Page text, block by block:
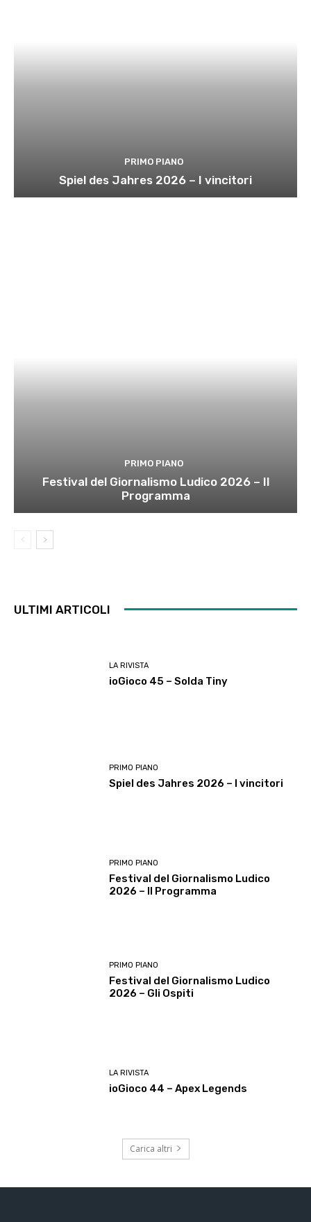
PRIMO PIANO
Spiel des Jahres 2026 – I vincitori
PRIMO PIANO
Festival del Giornalismo Ludico 2026 – Il
Programma
ULTIMI ARTICOLI
LA RIVISTA
ioGioco 45 – Solda Tiny
PRIMO PIANO
Spiel des Jahres 2026 – I vincitori
PRIMO PIANO
Festival del Giornalismo Ludico
2026 – Il Programma
PRIMO PIANO
Festival del Giornalismo Ludico
2026 – Gli Ospiti
LA RIVISTA
ioGioco 44 – Apex Legends
Carica altri